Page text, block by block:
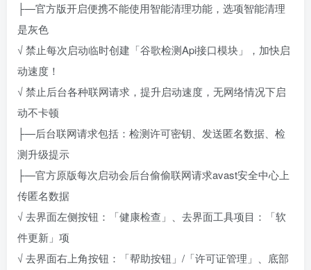
├—官方版开启便携不能使用智能清理功能，选项智能清理
是灰色
√ 禁止每次启动临时创建「谷歌检测Api接口模块」，加快启
动速度！
√ 禁止后台各种联网请求，提升启动速度，无网络情况下启
动不卡顿
├—后台联网请求包括：检测许可密钥、发送匿名数据、检
测升级提示
├—官方原版每次启动会后台偷偷联网请求avast安全中心上
传匿名数据
√ 去界面左侧按钮：「健康检查」、去界面工具项目：「软
件更新」项
√ 去界面右上角按钮：「帮助按钮」/「许可证管理」、底部